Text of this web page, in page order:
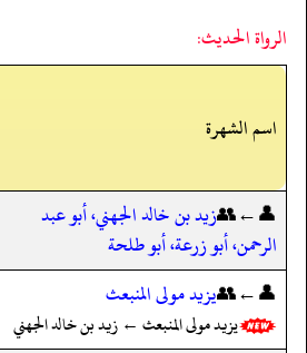
الرواة الحديث:
اسم الشهرة
👤←👥زيد بن خالد الجهني، أبو عبد
الرحمن، أبو زرعة، أبو طلحة
👤←👥يزيد مولى المنبعث
يزيد مولى المنبعث ← زيد بن خالد الجهني